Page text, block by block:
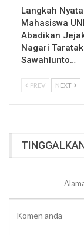
Langkah Nyata
Mahasiswa
Abadikan
Nagari
Sawahlunto…
PREV NEXT